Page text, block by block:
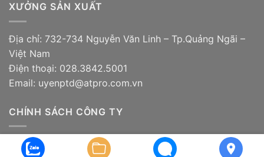
XƯỞNG SẢN XUẤT
Địa chỉ: 732-734 Nguyễn Văn Linh – Tp.Quảng Ngãi –
Việt Nam
Điện thoại: 028.3842.5001
Email: uyenptd@atpro.com.vn
CHÍNH SÁCH CÔNG TY
Chính sách và quy định chung